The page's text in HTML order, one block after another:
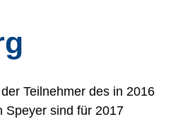
Teilnehmer des in 2016
Speyer sind für 2017